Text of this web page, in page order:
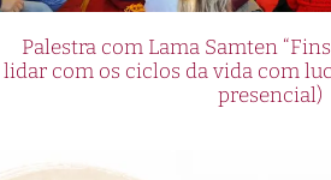
Palestra com Lama Samten
lidar com os ciclos da vida com
presencial)